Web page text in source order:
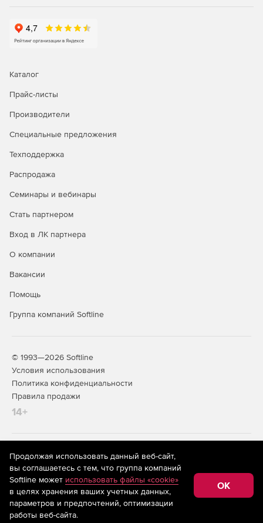
Каталог
Прайс-листы
Производители
Специальные предложения
Техподдержка
Распродажа
Семинары и вебинары
Стать партнером
Вход в ЛК партнера
О компании
Вакансии
Помощь
Группа компаний Softline
© 1993—2026 Softline
Условия использования
Политика конфиденциальности
Правила продажи
14+
На информационном ресурсе store.softline.ru применяются
рекомендательные технологии
(информационные технологии
предоставления информации на основе сбора,
систематизации и анализа сведений, относящихся к
предпочтениям пользователей сети «Интернет»,
находящихся на территории Российской Федерации)
Продолжая использовать данный веб-сайт,
вы соглашаетесь с тем, что группа компаний
Softline может использовать файлы «cookie»
в целях хранения ваших учетных данных,
параметров и предпочтений, оптимизации
работы веб-сайта.
OK